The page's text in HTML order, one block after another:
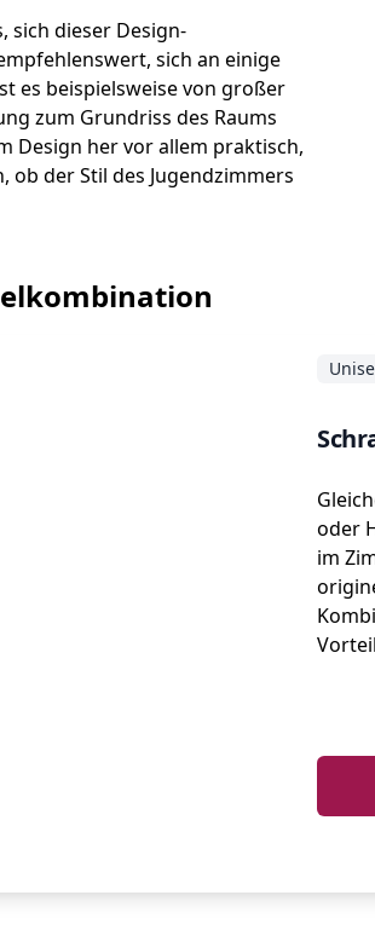
sich dieser Design-
sich an einige
es beispielsweise von großer
zum Grundriss des Raums
Design her vor allem praktisch,
der Stil des Jugendzimmers
oder
im